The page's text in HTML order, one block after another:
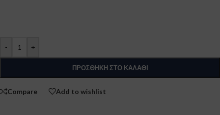
- +
ΠΡΟΣΘΉΚΗ ΣΤΟ ΚΑΛΆΘΙ
Compare Add to wishlist